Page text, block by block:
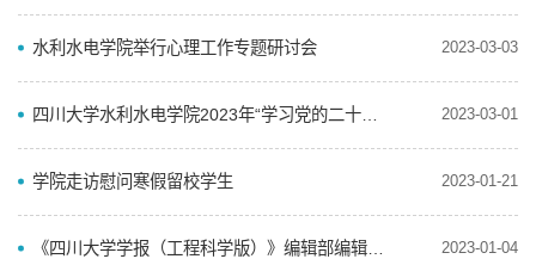
水利水电学院举行心理工作专题研讨会 2023-03-03
2023-03-01
学院走访慰问寒假留校学生 2023-01-21
2023-01-04